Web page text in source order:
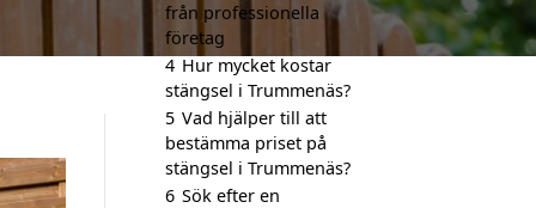
från professionella
företag
4 Hur mycket kostar
stängsel i Trummenäs?
5 Vad hjälper till att
bestämma priset på
stängsel i Trummenäs?
6 Sök efter en